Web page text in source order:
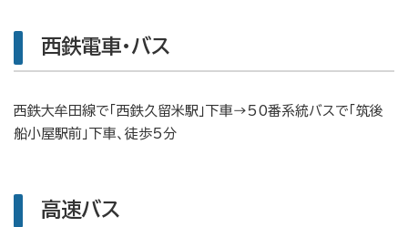
西鉄電車・バス
西鉄大牟田線で「西鉄久留米駅」下車→50番系統バスで「筑後
船小屋駅前」下車、徒歩5分
高速バス